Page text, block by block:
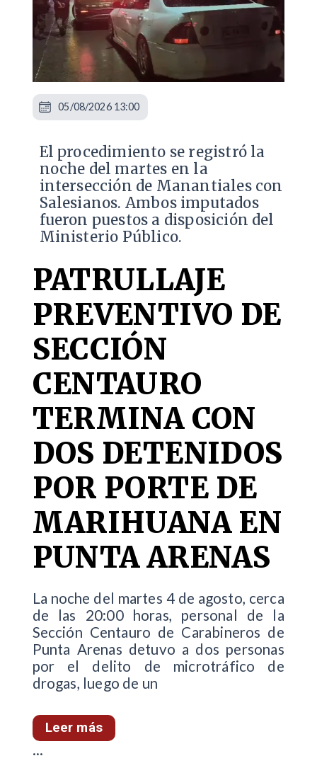
​El procedimiento se registró la
noche del martes en la
intersección de Manantiales con
Salesianos. Ambos imputados
fueron puestos a disposición del
Ministerio Público.
PATRULLAJE
PREVENTIVO DE
SECCIÓN
CENTAURO
TERMINA CON
DOS DETENIDOS
POR PORTE DE
MARIHUANA EN
PUNTA ARENAS
La noche del martes 4 de agosto, cerca
de las 20:00 horas, personal de la
Sección Centauro de Carabineros de
Punta Arenas detuvo a dos personas
por el delito de microtráfico de
drogas, luego de un
Leer más
05/08/2026 13:00
...